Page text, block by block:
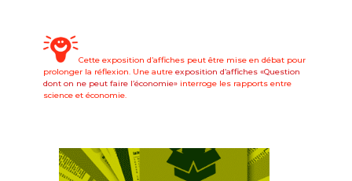
Cette exposition d’affiches peut être mise en débat pour
prolonger la réflexion. Une autre exposition d’affiches «Question
dont on ne peut faire l’économie»interroge les rapports entre
science et économie.